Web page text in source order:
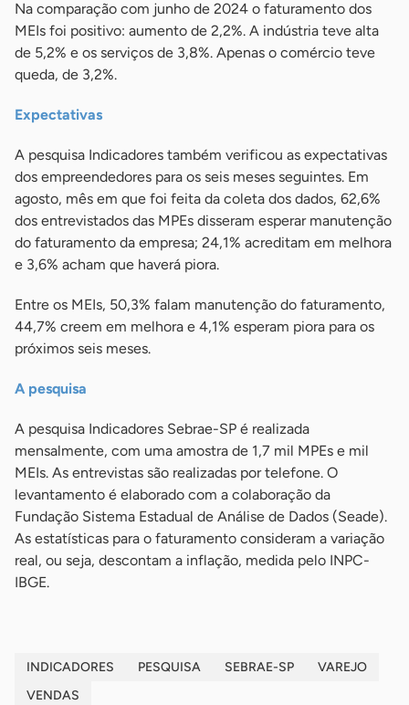
Na comparação com junho de 2024 o faturamento dos
MEIs foi positivo: aumento de 2,2%. A indústria teve alta
de 5,2% e os serviços de 3,8%. Apenas o comércio teve
queda, de 3,2%.
Expectativas
A pesquisa Indicadores também verificou as expectativas
dos empreendedores para os seis meses seguintes. Em
agosto, mês em que foi feita da coleta dos dados, 62,6%
dos entrevistados das MPEs disseram esperar manutenção
do faturamento da empresa; 24,1% acreditam em melhora
e 3,6% acham que haverá piora.
Entre os MEIs, 50,3% falam manutenção do faturamento,
44,7% creem em melhora e 4,1% esperam piora para os
próximos seis meses.
A pesquisa
A pesquisa Indicadores Sebrae-SP é realizada
mensalmente, com uma amostra de 1,7 mil MPEs e mil
MEIs. As entrevistas são realizadas por telefone. O
levantamento é elaborado com a colaboração da
Fundação Sistema Estadual de Análise de Dados (Seade).
As estatísticas para o faturamento consideram a variação
real, ou seja, descontam a inflação, medida pelo INPC-
IBGE.
INDICADORES PESQUISA SEBRAE-SP
VAREJO
VENDAS